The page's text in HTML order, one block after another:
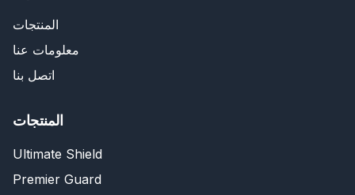
المنتجات
معلومات عنا
اتصل بنا
المنتجات
Ultimate Shield
Premier Guard